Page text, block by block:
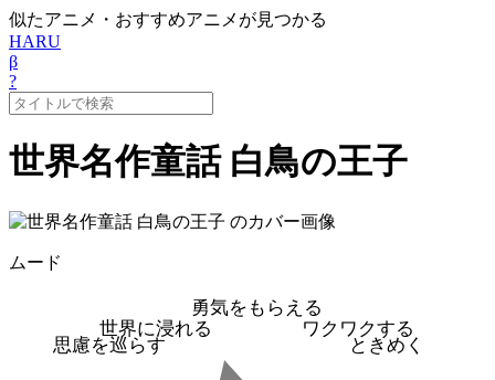
似たアニメ・おすすめアニメが見つかる
HARU
β
?
世界名作童話 白鳥の王子
ムード
勇気をもらえる
ワクワクする
ときめく
思慮を巡らす
世界に浸れる